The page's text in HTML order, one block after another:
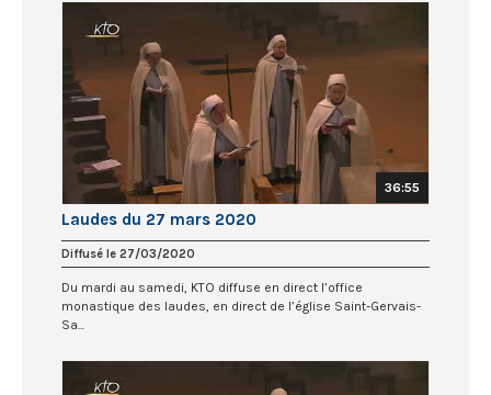
36:55
Laudes du 27 mars 2020
Diffusé le 27/03/2020
Du mardi au samedi, KTO diffuse en direct l’office
monastique des laudes, en direct de l’église Saint-Gervais-
Sa...